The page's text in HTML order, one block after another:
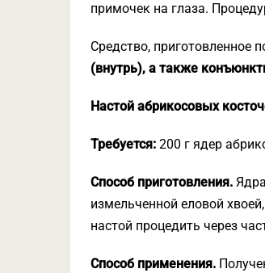
примочек на глаза.
Средство, приготовленное
(внутрь), а также
Настой абрикосовых
Требуется: 200 г ядер
Способ приготовления.
измельченной еловой
настой процедить через
Способ применения.